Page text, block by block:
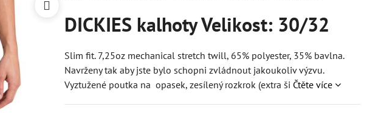
DICKIES kalhoty Velikost: 30/32
Slim fit. 7,25oz mechanical stretch twill, 65% polyester, 35% bavlna.
Navrženy tak aby jste bylo schopni zvládnout jakoukoliv výzvu.
Vyztužené poutka na opasek, zesílený rozkrok (extra ši Čtěte více